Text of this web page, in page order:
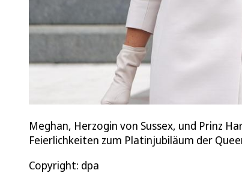
Meghan, Herzogin von Sussex, und Prinz
Feierlichkeiten zum Platinjubiläum der
Copyright: dpa